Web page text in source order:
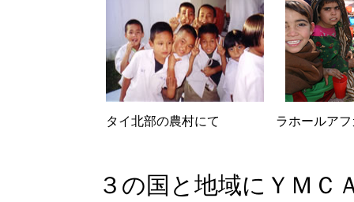
タイ北部の農村にて ラホールア
３の国と地域にＹＭＣ